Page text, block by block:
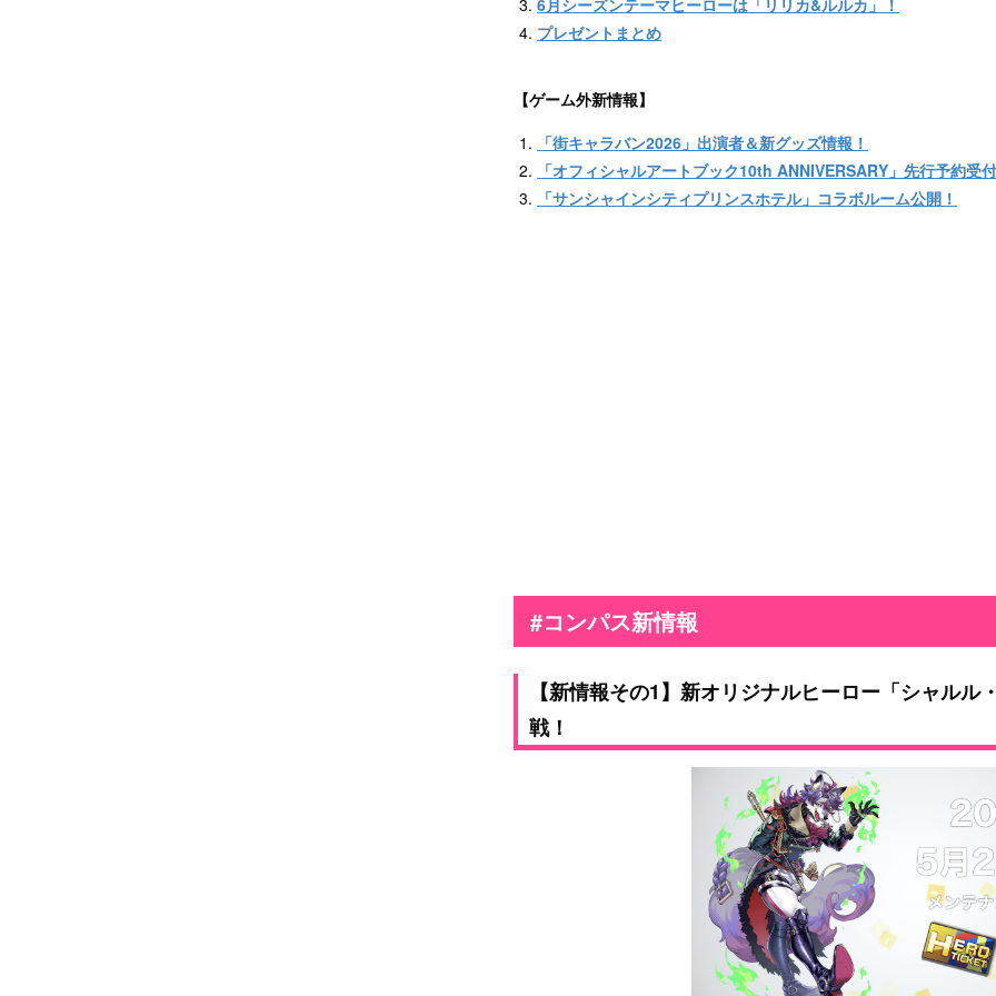
6月シーズンテーマヒーローは「リリカ&ルルカ」！
プレゼントまとめ
【ゲーム外新情報】
「街キャラバン2026」出演者＆新グッズ情報！
「オフィシャルアートブック10th ANNIVERSARY」先行予約受
「サンシャインシティプリンスホテル」コラボルーム公開！
#コンパス新情報
【新情報その1】新オリジナルヒーロー「シャル
戦！